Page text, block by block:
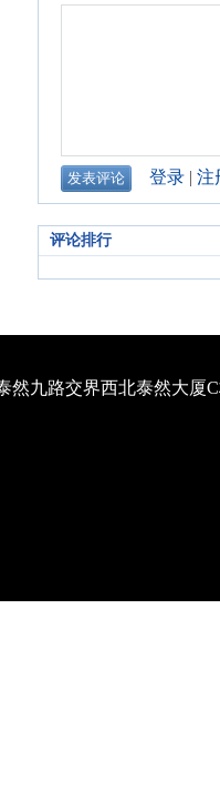
评论排行
然九路交界西北泰然大厦